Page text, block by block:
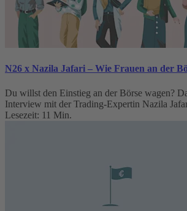
N26 x Nazila Jafari – Wie Frauen an der
Du willst den Einstieg an der Börse wagen?
Interview mit der Trading-Expertin Nazila
Lesezeit: 11 Min.